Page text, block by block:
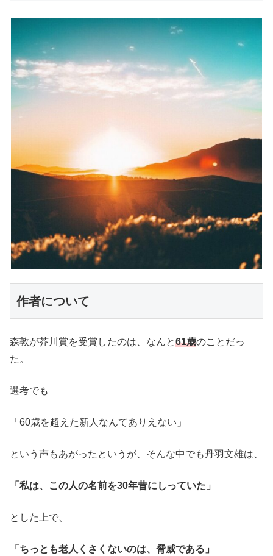
作者について
森敦が芥川賞を受賞したのは、なんと61歳のことだっ
た。
選考でも
「60歳を超えた新人なんてありえない」
という声もあがったというが、そんな中でも丹羽文雄は、
「私は、この人の名前を30年昔にしっていた」
とした上で、
「ちっとも老人くさくないのは、脅威である」